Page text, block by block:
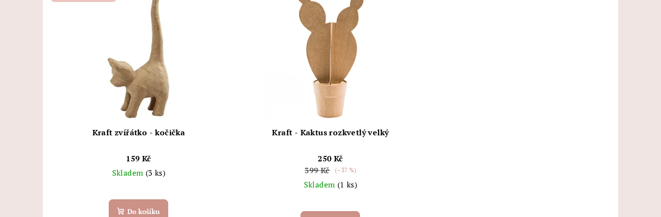
Kraft zvířátko - kočička
159 Kč
Skladem (3 ks)
Do košíku
Kraft - Kaktus rozkvetlý velký
250 Kč
399 Kč
(–37 %)
Skladem (1 ks)